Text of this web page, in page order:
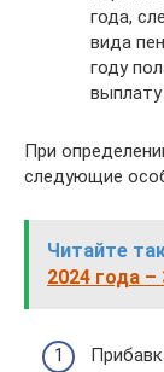
года,
вида
году
выплату
При
следующие
Читайте
2024 года